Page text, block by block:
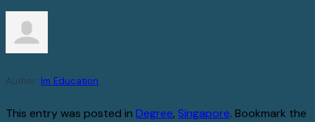
Author: Im Education
This entry was posted in Degree, Singapore. Bookmark the